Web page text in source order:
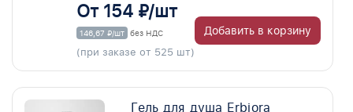
От 154 ₽/шт
146,67 ₽/шт без НДС
(при заказе от 525 шт)
Добавить в корзину
Гель для душа Erbiora